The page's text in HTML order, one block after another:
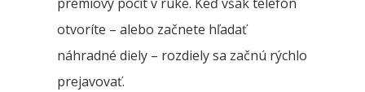
prémiový pocit v ruke. Keď však telefón
otvoríte – alebo začnete hľadať
náhradné diely – rozdiely sa začnú rýchlo
prejavovať.